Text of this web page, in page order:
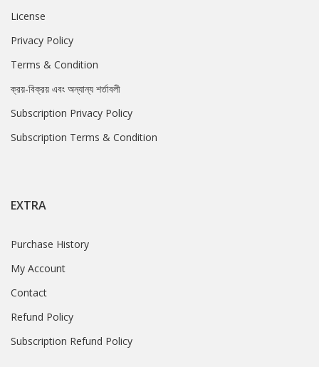
License
Privacy Policy
Terms & Condition
ক্রয়-বিক্রয় এবং অন্যান্য শর্তাবলী
Subscription Privacy Policy
Subscription Terms & Condition
EXTRA
Purchase History
My Account
Contact
Refund Policy
Subscription Refund Policy